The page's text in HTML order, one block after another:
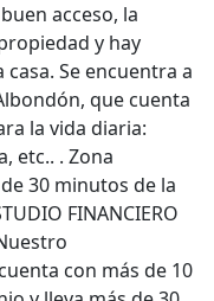
acceso, la
y hay
Se encuentra a
que cuenta
la vida diaria:
etc.. . Zona
30 minutos de la
FINANCIERO
con más de 10